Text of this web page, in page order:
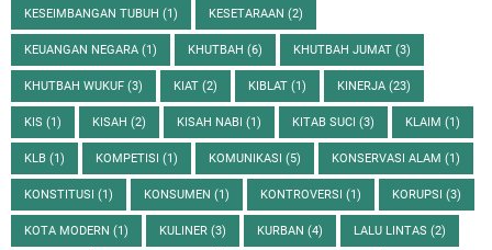
KESEIMBANGAN TUBUH (1) KESETARAAN (2)
KEUANGAN NEGARA (1) KHUTBAH (6) KHUTBAH JUMAT (3)
KHUTBAH WUKUF (3) KIAT (2) KIBLAT (1) KINERJA (23)
KIS (1) KISAH (2) KISAH NABI (1) KITAB SUCI (3) KLAIM (1)
KLB (1) KOMPETISI (1) KOMUNIKASI (5) KONSERVASI ALAM (1)
KONSTITUSI (1) KONSUMEN (1) KONTROVERSI (1) KORUPSI (3)
KOTA MODERN (1) KULINER (3) KURBAN (4) LALU LINTAS (2)